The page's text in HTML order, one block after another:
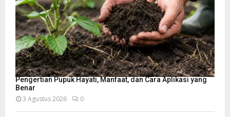
Pengertian Pupuk Hayati, Manfaat, dan Cara Aplikasi yang
Benar
3 Agustus 2026 0